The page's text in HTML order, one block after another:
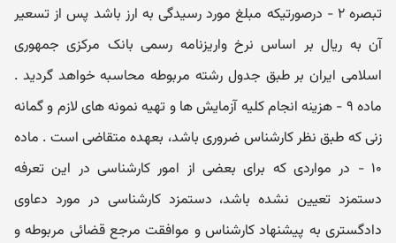
تبصره ۲ - درصورتیکه مبلغ مورد رسیدگی به ارز باشد پس از تسعیر
آن به ریال بر اساس نرخ واریزنامه رسمی بانک مرکزی جمهوری
اسلامی ایران بر طبق جدول رشته مربوطه محاسبه خواهد گردید .
ماده ۹ - هزینه انجام کلیه آزمایش ها و تهیه نمونه های لازم و گمانه
زنی که طبق نظر کارشناس ضروری باشد، بعهده متقاضی است . ماده
۱۰ - در مواردی که برای بعضی از امور کارشناسی در این تعرفه
دستمزد تعیین نشده باشد، دستمزد کارشناسی در مورد دعاوی
دادگستری به پیشنهاد کارشناس و موافقت مرجع قضائی مربوطه و